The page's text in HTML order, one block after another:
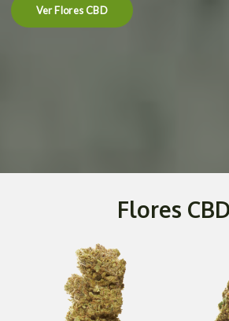
Ver Flores CBD
Flores